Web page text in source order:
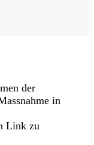
der
in
Link zu